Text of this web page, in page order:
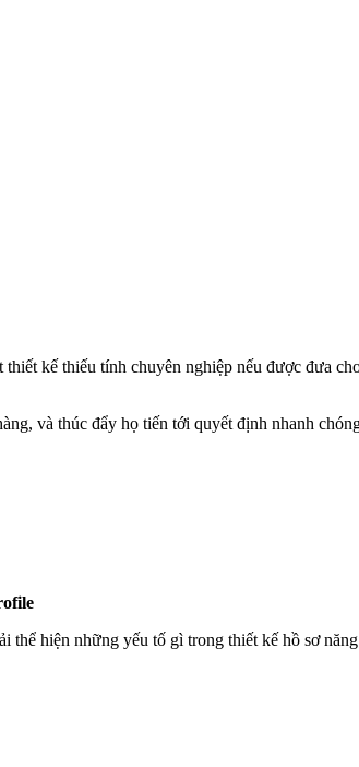
kế thiếu tính chuyên nghiệp nếu được đưa
và thúc đẩy họ tiến tới quyết định nhanh
thể hiện những yếu tố gì trong thiết kế hồ sơ